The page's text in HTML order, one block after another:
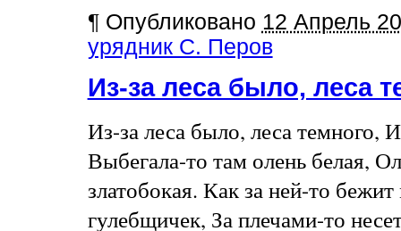
¶ Опубликовано 12 Апрель
урядник С. Перов
Из-за леса было, леса
Из-за леса было, леса темного,
Выбегала-то там олень белая,
златобокая. Как за ней-то
гулебщичек, За плечами-то